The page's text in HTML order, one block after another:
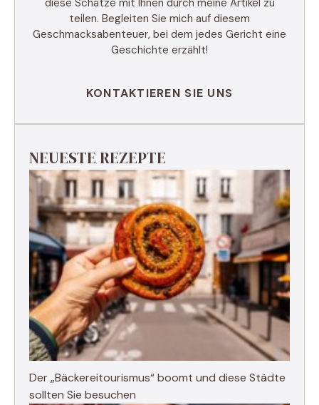
teilen. Begleiten Sie mich auf diesem
Geschmacksabenteuer, bei dem jedes Gericht eine
Geschichte erzählt!
KONTAKTIEREN SIE UNS
NEUESTE REZEPTE
Der „Bäckereitourismus“ boomt und diese Städte
sollten Sie besuchen